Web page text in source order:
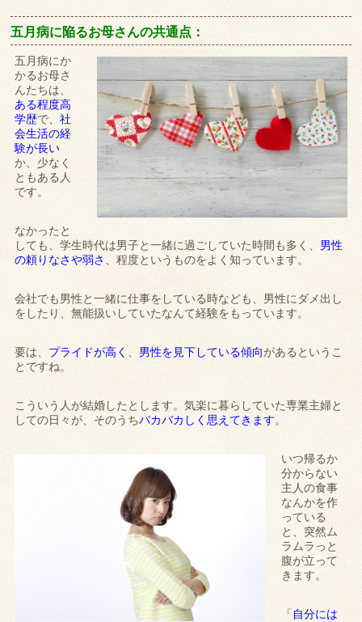
五月病に陥るお母さんの共通点：
五月病にか
かるお母さ
んたちは、
ある程度高
学歴で、社
会生活の経
験が長い
か、少なく
ともある人
です。
なかったと
しても、学生時代は男子と一緒に過ごしていた時間も多く、 男性
の頼りなさや弱さ 、程度というものをよく知っています。
会社でも男性と一緒に仕事をしている時なども、男性にダメ出し
をしたり、無能扱いしていたなんて経験をもっています。
要は、 プライドが高く 、 男性を見下している傾向があるというこ
とですね。
こういう人が結婚したとします。気楽に暮らしていた専業主婦と
しての日々が、そのうちバカバカしく思えてきます。
いつ帰るか
分からない
主人の食事
なんかを作
っている
と、突然ム
ラムラっと
腹が立って
きます。
「自分には